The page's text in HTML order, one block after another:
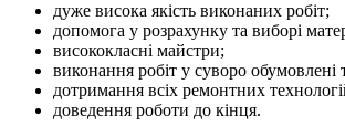
дуже висока якість виконаних робіт;
допомога у розрахунку та виборі
висококласні майстри;
виконання робіт у суворо обумовлені
дотримання всіх ремонтних
доведення роботи до кінця.